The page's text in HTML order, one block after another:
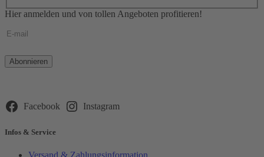
Hier anmelden und von tollen Angeboten profitieren!
Bitte
lasse
leer.
Facebook Instagram
Infos & Service
Versand & Zahlungsinformation